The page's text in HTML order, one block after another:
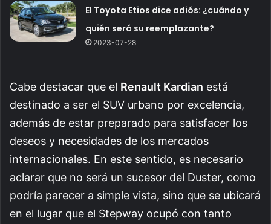
El Toyota Etios dice adiós: ¿cuándo y
quién será su reemplazante?
2023-07-28
Cabe destacar que el Renault Kardian está
destinado a ser el SUV urbano por excelencia,
además de estar preparado para satisfacer los
deseos y necesidades de los mercados
internacionales. En este sentido, es necesario
aclarar que no será un sucesor del Duster, como
podría parecer a simple vista, sino que se ubicará
en el lugar que el Stepway ocupó con tanto